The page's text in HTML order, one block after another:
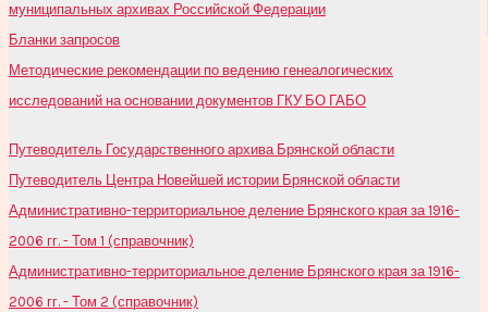
муниципальных архивах Российской Федерации
Бланки запросов
Методические рекомендации по ведению генеалогических
исследований на основании документов ГКУ БО ГАБО
Путеводитель Государственного архива Брянской области
Путеводитель Центра Новейшей истории Брянской области
Административно-территориальное деление Брянского края за 1916-
2006 гг. - Том 1 (справочник)
Административно-территориальное деление Брянского края за 1916-
2006 гг. - Том 2 (справочник)